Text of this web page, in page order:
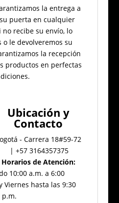
la entrega a
su puerta en cualquier
no recibe su envío, lo
o le devolveremos su
la recepción
productos en perfectas
Ubicación y
Contacto
- Carrera 18#59-72
| +57 3164357375
Horarios de Atención:
10:00 a.m. a 6:00
Viernes hasta las 9:30
p.m.